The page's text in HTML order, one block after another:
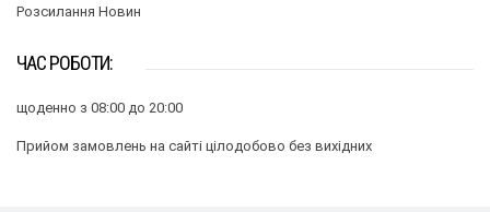
Розсилання Новин
ЧАС РОБОТИ:
щоденно з 08:00 до 20:00
Прийом замовлень на сайті цілодобово без вихідних